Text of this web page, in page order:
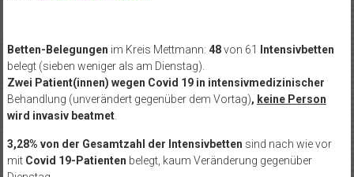
Betten-Belegungen im Kreis Mettmann: 48von 61 Intensivbetten
belegt (sieben weniger als am Dienstag).
Zwei Patient(innen) wegen Covid 19 in intensivmedizinischer
Behandlung (unverändert gegenüber dem Vortag), keine Person
wird invasiv beatmet.
3,28% von der Gesamtzahl der Intensivbetten sind nach wie vor
mitCovid 19-Patienten belegt, kaum Veränderung gegenüber